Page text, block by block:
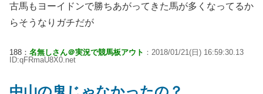
古馬もヨーイドンで勝ちあがってきた馬が多くなってるか
らそうなりガチだが
188： 名無しさん＠実況で競馬板アウト ：2018/01/21(日) 16:59:30.13
ID:qFRmaU8X0.net